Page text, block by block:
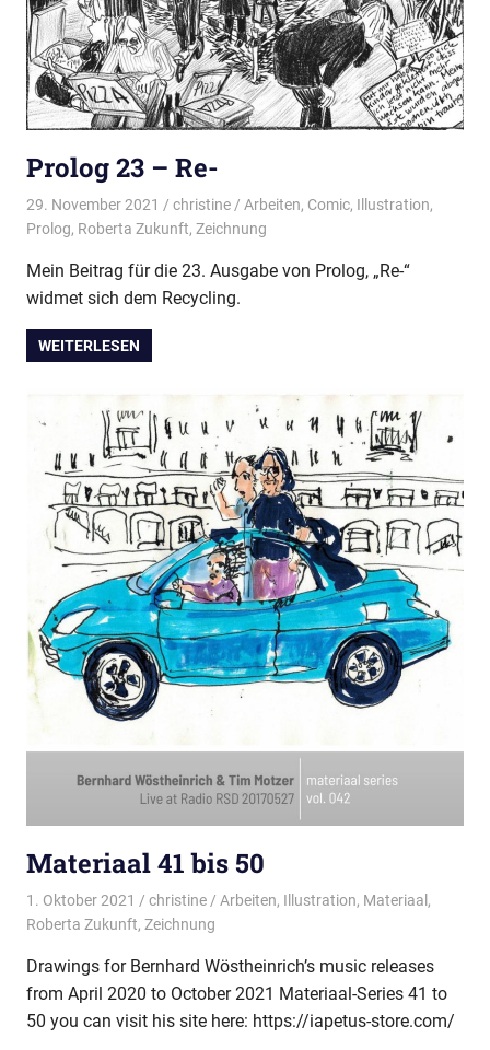
Prolog 23 – Re-
29. November 2021 christine Arbeiten, Comic, Illustration,
Prolog, Roberta Zukunft, Zeichnung
Mein Beitrag für die 23. Ausgabe von Prolog, „Re-“
widmet sich dem Recycling.
WEITERLESEN
Materiaal 41 bis 50
1. Oktober 2021 christine Arbeiten, Illustration, Materiaal ,
Roberta Zukunft, Zeichnung
Drawings for Bernhard Wöstheinrich’s music releases
from April 2020 to October 2021 Materiaal-Series 41 to
50 you can visit his site here: https://iapetus-store.com/